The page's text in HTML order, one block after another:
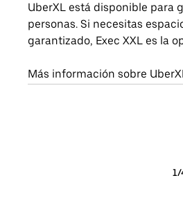
UberXL está disponible para
personas. Si necesitas
garantizado, Exec XXL es la
Más información sobre
1/